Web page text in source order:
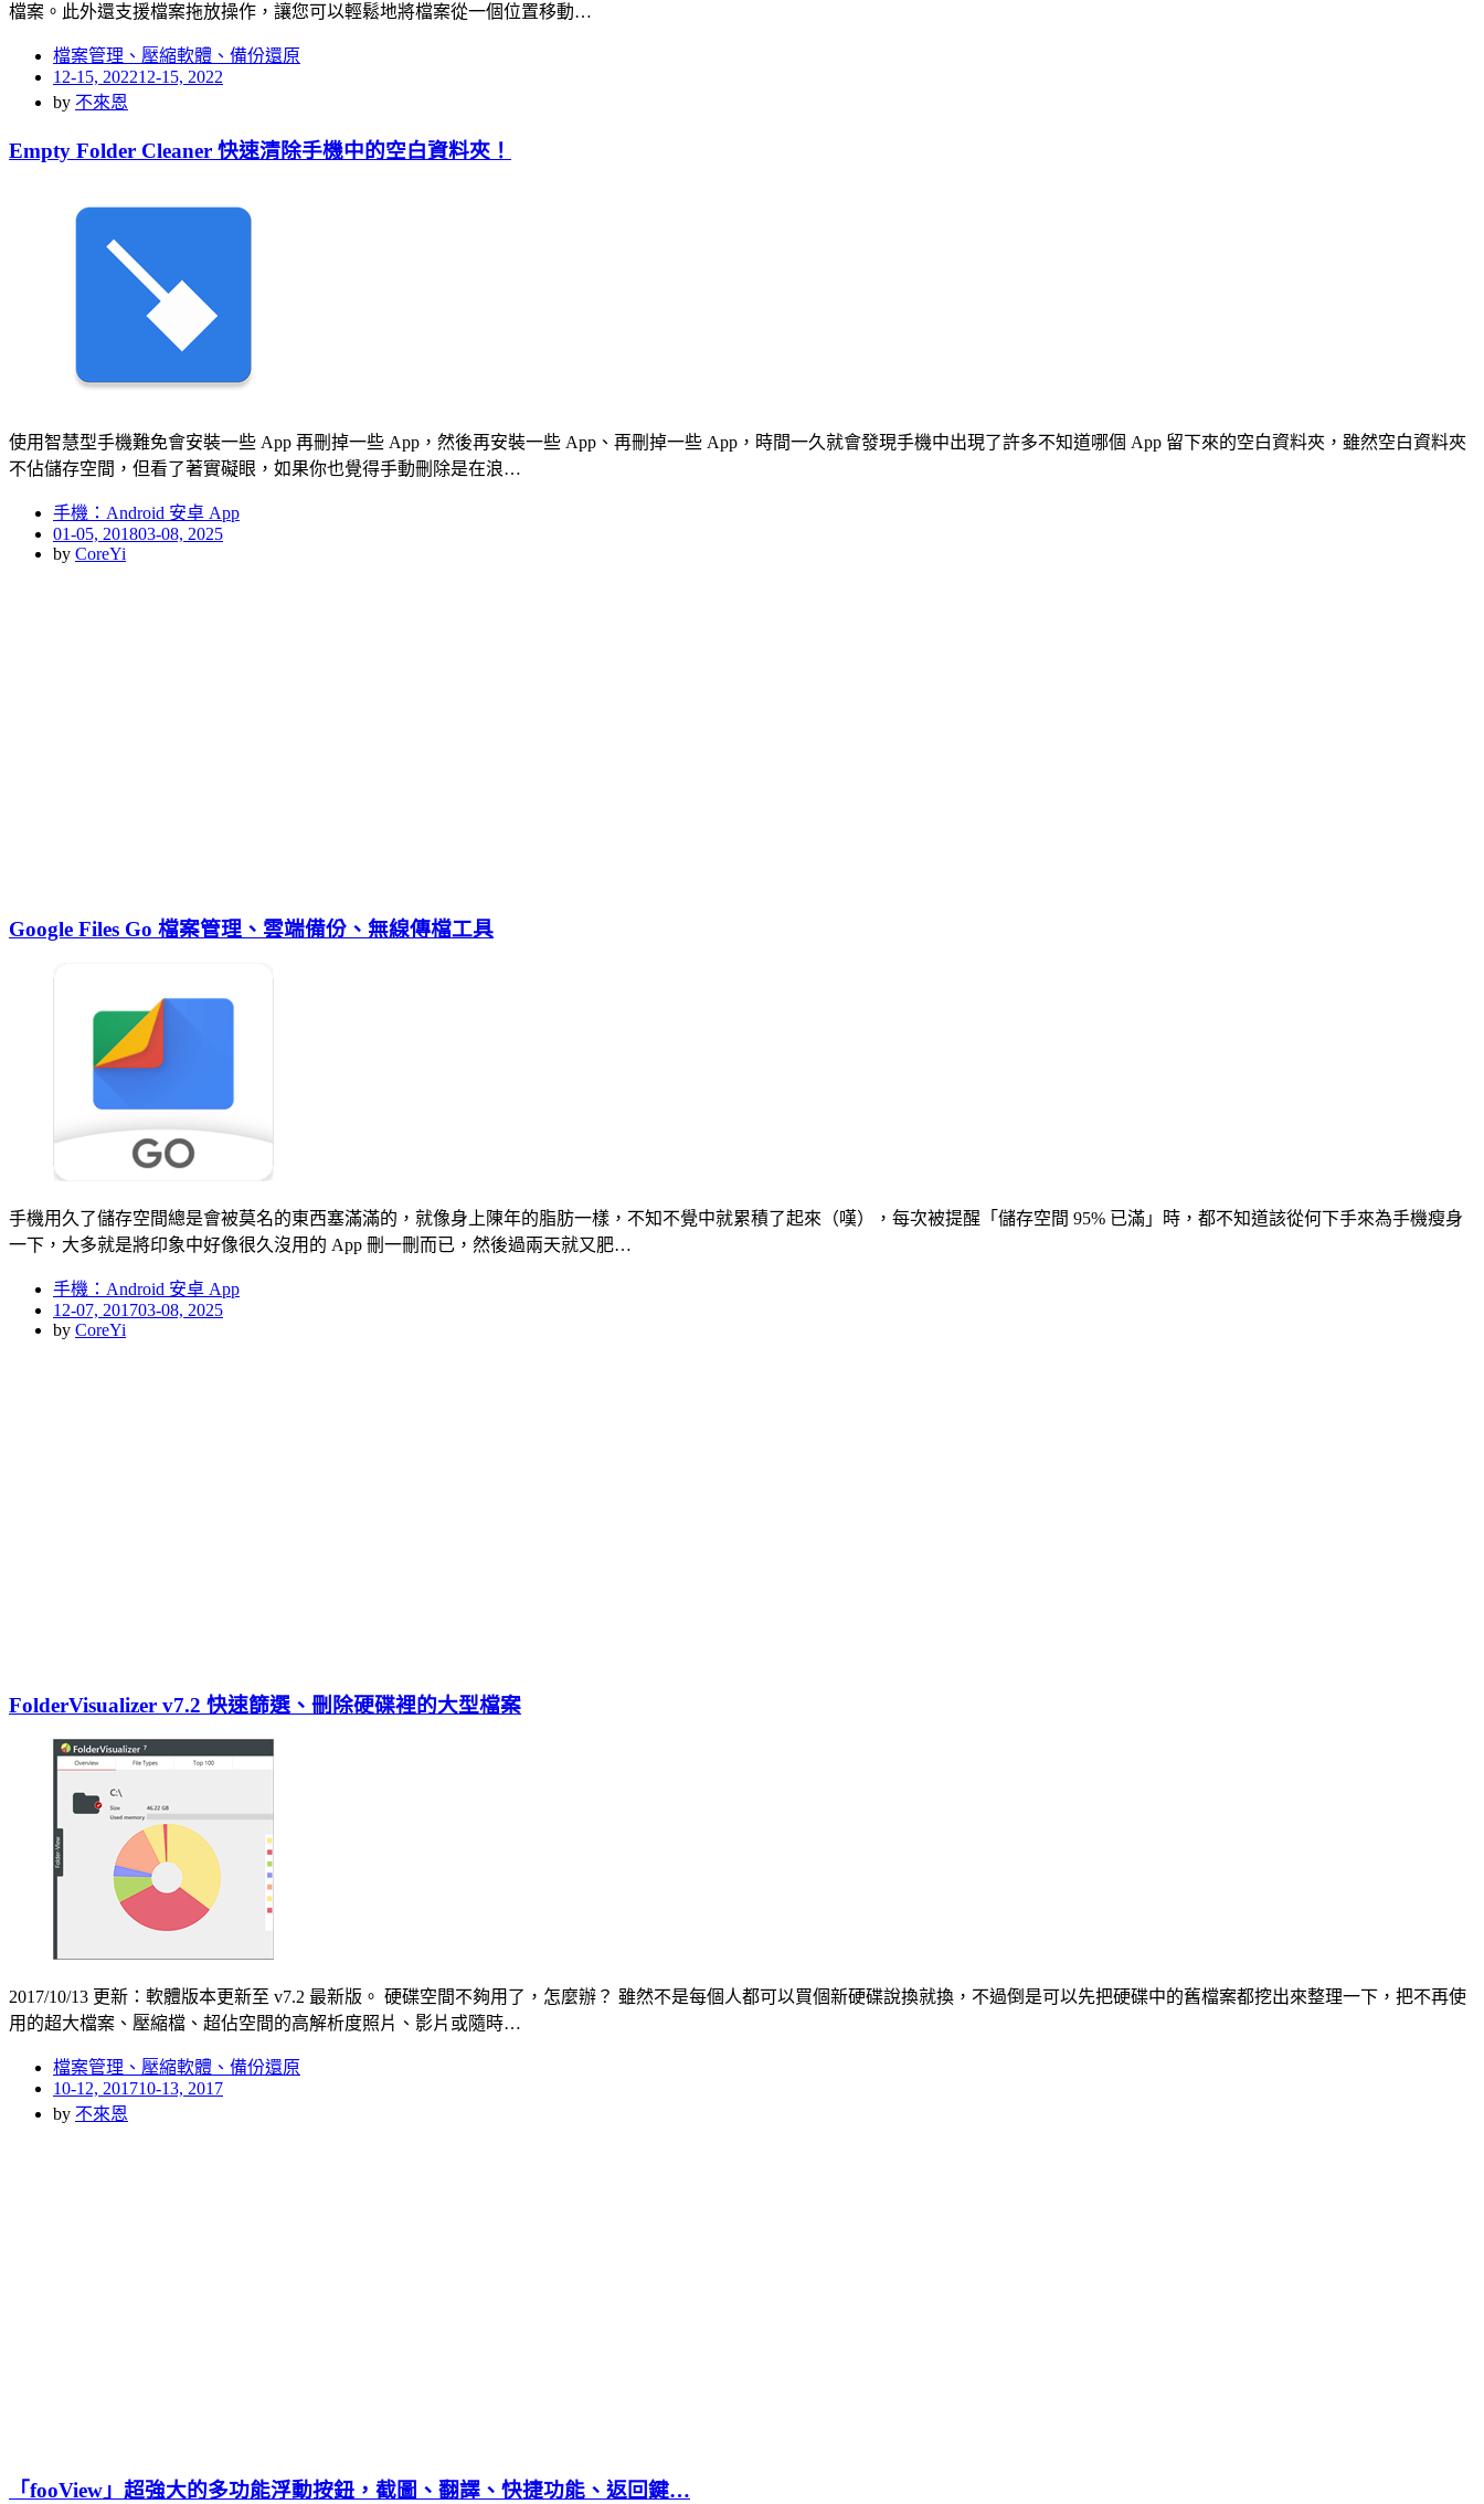
檔案。此外還支援檔案拖放操作，讓您可以輕鬆地將檔案從一個位置移動…
檔案管理、壓縮軟體、備份還原
Posted
on
12-15, 202212-15, 2022
by 不來恩
Empty Folder Cleaner 快速清除手機中的空白資料夾！
使用智慧型手機難免會安裝一些 App 再刪掉一些 App，然後再安裝一些 App、再刪掉一些 App，時間一久就會發現手機中出現了許多不知道哪個 App 留下來的空白資料夾，雖然空白資料夾
不佔儲存空間，但看了著實礙眼，如果你也覺得手動刪除是在浪…
手機：Android 安卓 App
Posted
on
01-05, 201803-08, 2025
by CoreYi
Google Files Go 檔案管理、雲端備份、無線傳檔工具
手機用久了儲存空間總是會被莫名的東西塞滿滿的，就像身上陳年的脂肪一樣，不知不覺中就累積了起來（嘆），每次被提醒「儲存空間 95% 已滿」時，都不知道該從何下手來為手機瘦身
一下，大多就是將印象中好像很久沒用的 App 刪一刪而已，然後過兩天就又肥…
手機：Android 安卓 App
Posted
on
12-07, 201703-08, 2025
by CoreYi
FolderVisualizer v7.2 快速篩選、刪除硬碟裡的大型檔案
2017/10/13 更新：軟體版本更新至 v7.2 最新版。 硬碟空間不夠用了，怎麼辦？ 雖然不是每個人都可以買個新硬碟說換就換，不過倒是可以先把硬碟中的舊檔案都挖出來整理一下，把不再使
用的超大檔案、壓縮檔、超佔空間的高解析度照片、影片或隨時…
檔案管理、壓縮軟體、備份還原
Posted
on
10-12, 201710-13, 2017
by 不來恩
「fooView」超強大的多功能浮動按鈕，截圖、翻譯、快捷功能、返回鍵…